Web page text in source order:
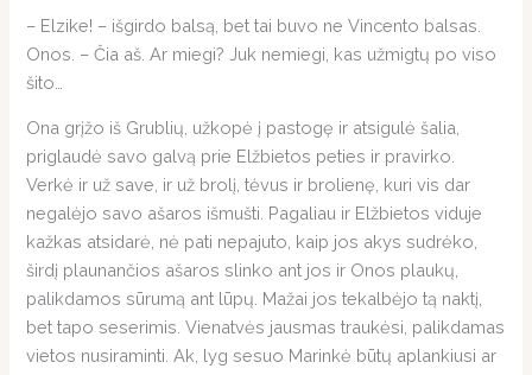
– Elzike! – išgirdo balsą, bet tai buvo ne Vincento balsas.
Onos. – Čia aš. Ar miegi? Juk nemiegi, kas užmigtų po viso
šito…
Ona grįžo iš Grublių, užkopė į pastogę ir atsigulė šalia,
priglaudė savo galvą prie Elžbietos peties ir pravirko.
Verkė ir už save, ir už brolį, tėvus ir brolienę, kuri vis dar
negalėjo savo ašaros išmušti. Pagaliau ir Elžbietos viduje
kažkas atsidarė, nė pati nepajuto, kaip jos akys sudrėko,
širdį plaunančios ašaros slinko ant jos ir Onos plaukų,
palikdamos sūrumą ant lūpų. Mažai jos tekalbėjo tą naktį,
bet tapo seserimis. Vienatvės jausmas traukėsi, palikdamas
vietos nusiraminti. Ak, lyg sesuo Marinkė būtų aplankiusi ar